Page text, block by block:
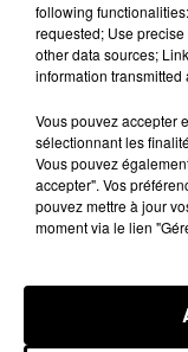
following
requested; Use
other data sources;
information transmitted
Vous pouvez accepter
sélectionnant les
Vous pouvez
accepter". Vos
pouvez mettre à jour
moment via le lien